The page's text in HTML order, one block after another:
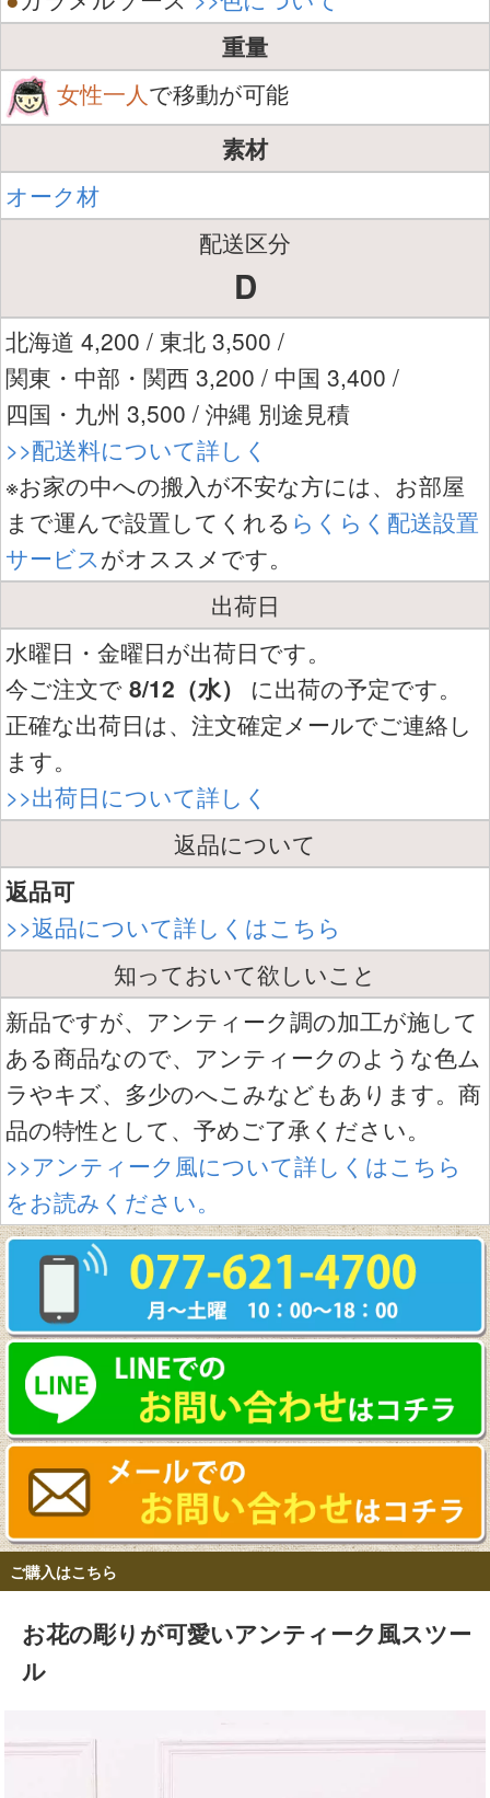
重量
女性一人で移動が可能
素材
オーク材
配送区分
D
北海道 4,200 / 東北 3,500 /
関東・中部・関西 3,200 / 中国 3,400 /
四国・九州 3,500 / 沖縄 別途見積
>>配送料について詳しく
※お家の中への搬入が不安な方には、お部屋
まで運んで設置してくれる らくらく配送設置
サービスがオススメです。
出荷日
水曜日・金曜日が出荷日です。
今ご注文で 8/12（水）
に出荷の予定です。
正確な出荷日は、注文確定メールでご連絡し
ます。
>>出荷日について詳しく
返品について
返品可
>>返品について詳しくはこちら
知っておいて欲しいこと
新品ですが、アンティーク調の加工が施して
ある商品なので、アンティークのような色ム
ラやキズ、多少のへこみなどもあります。商
品の特性として、予めご了承ください。
>>アンティーク風について詳しくはこちら
をお読みください。
ご購入はこちら
お花の彫りが可愛いアンティーク風スツー
ル